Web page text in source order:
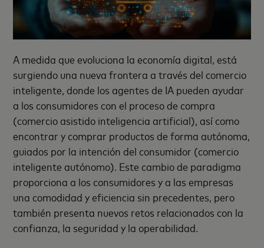
A medida que evoluciona la economía digital, está
surgiendo una nueva frontera a través del comercio
inteligente, donde los agentes de IA pueden ayudar
a los consumidores con el proceso de compra
(comercio asistido inteligencia artificial), así como
encontrar y comprar productos de forma autónoma,
guiados por la intención del consumidor (comercio
inteligente autónomo). Este cambio de paradigma
proporciona a los consumidores y a las empresas
una comodidad y eficiencia sin precedentes, pero
también presenta nuevos retos relacionados con la
confianza, la seguridad y la operabilidad.